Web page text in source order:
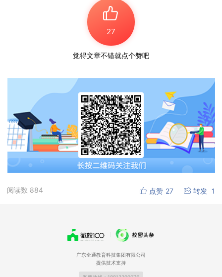
27
觉得文章不错就点个赞吧
阅读数 884 点赞 27 转发 1
广东全通教育科技集团有限公司
提供技术支持